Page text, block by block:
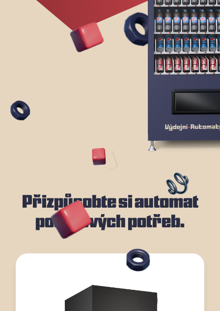
Přizpůsobte si automat
podle svých potřeb.